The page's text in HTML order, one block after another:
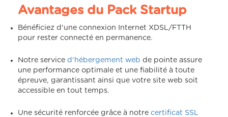
Avantages du Pack Startup
Bénéficiez d'une connexion Internet XDSL/FTTH
pour rester connecté en permanence.
Notre service d'hébergement web de pointe assure
une performance optimale et une fiabilité à toute
épreuve, garantissant ainsi que votre site web soit
accessible en tout temps.
Une sécurité renforcée grâce à notre certificat SSL